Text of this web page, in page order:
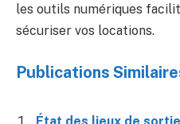
les outils numériques
sécuriser vos locations.
Publications